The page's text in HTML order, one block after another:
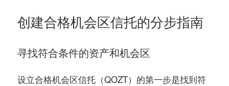
创建合格机会区信托的分步指南
寻找符合条件的资产和机会区
设立合格机会区信托（QOZT）的第一步是找到符